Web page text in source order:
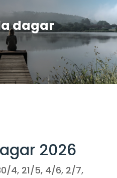
dagar
2026
4, 21/5, 4/6, 2/7,